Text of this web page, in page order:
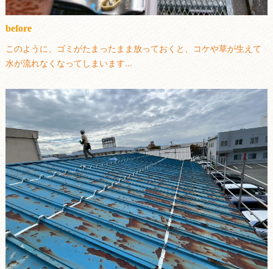
before
このように、ゴミがたまったまま放っておくと、コケや草が生えて
水が流れなくなってしまいます...